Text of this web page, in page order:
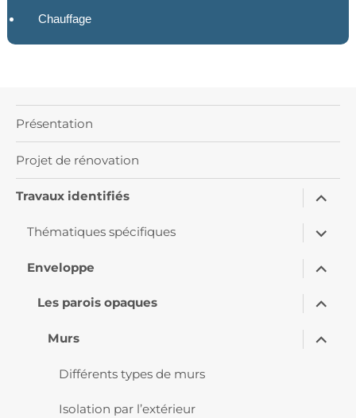
Chauffage
Présentation
Projet de rénovation
Travaux identifiés
ouvrir
le
menu
Thématiques spécifiques
ouvrir
le
menu
Enveloppe
ouvrir
le
menu
Les parois opaques
ouvrir
le
menu
Murs
ouvrir
le
Différents types de murs
Isolation par l’extérieur